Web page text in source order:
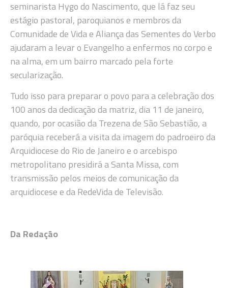
seminarista Hygo do Nascimento, que lá faz seu
estágio pastoral, paroquianos e membros da
Comunidade de Vida e Aliança das Sementes do Verbo
ajudaram a levar o Evangelho a enfermos no corpo e
na alma, em um bairro marcado pela forte
secularização.
Tudo isso para preparar o povo para a celebração dos
100 anos da dedicação da matriz, dia 11 de janeiro,
quando, por ocasião da Trezena de São Sebastião, a
paróquia receberá a visita da imagem do padroeiro da
Arquidiocese do Rio de Janeiro e o arcebispo
metropolitano presidirá a Santa Missa, com
transmissão pelos meios de comunicação da
arquidiocese e da RedeVida de Televisão.
Da Redação